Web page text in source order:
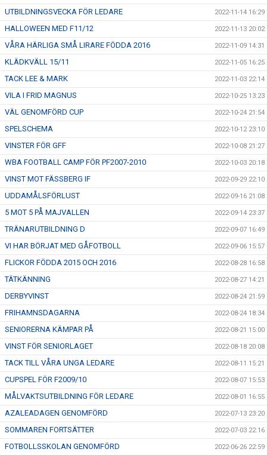
UTBILDNINGSVECKA FÖR LEDARE 2022-11-14 16:29
HALLOWEEN MED F11/12 2022-11-13 20:02
VÅRA HÄRLIGA SMÅ LIRARE FÖDDA 2016 2022-11-09 14:31
KLÄDKVÄLL 15/11 2022-11-05 16:25
TACK LEE & MARK 2022-11-03 22:14
VILA I FRID MAGNUS 2022-10-25 13:23
VÄL GENOMFÖRD CUP 2022-10-24 21:54
SPELSCHEMA 2022-10-12 23:10
VINSTER FÖR GFF 2022-10-08 21:27
WBA FOOTBALL CAMP FÖR PF2007-2010 2022-10-03 20:18
VINST MOT FÄSSBERG IF 2022-09-29 22:10
UDDAMÅLSFÖRLUST 2022-09-16 21:08
5 MOT 5 PÅ MAJVALLEN 2022-09-14 23:37
TRÄNARUTBILDNING D 2022-09-07 16:49
VI HAR BÖRJAT MED GÅFOTBOLL 2022-09-06 15:57
FLICKOR FÖDDA 2015 OCH 2016 2022-08-28 16:58
TÄTKÄNNING 2022-08-27 14:21
DERBYVINST 2022-08-24 21:59
FRIHAMNSDAGARNA 2022-08-24 18:34
SENIORERNA KÄMPAR PÅ 2022-08-21 15:00
VINST FÖR SENIORLAGET 2022-08-18 20:08
TACK TILL VÅRA UNGA LEDARE 2022-08-11 15:21
CUPSPEL FÖR F2009/10 2022-08-07 15:53
MÅLVAKTSUTBILDNING FÖR LEDARE 2022-08-01 16:55
AZALEADAGEN GENOMFÖRD 2022-07-13 23:20
SOMMAREN FORTSÄTTER 2022-07-03 22:16
FOTBOLLSSKOLAN GENOMFÖRD 2022-06-26 22:59